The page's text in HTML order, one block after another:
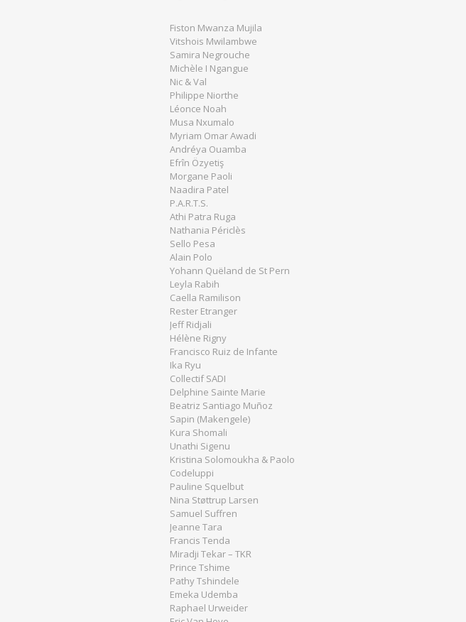
Fiston Mwanza Mujila
Vitshois Mwilambwe
Samira Negrouche
Michèle I Ngangue
Nic & Val
Philippe Niorthe
Léonce Noah
Musa Nxumalo
Myriam Omar Awadi
Andréya Ouamba
Efrîn Özyetiş
Morgane Paoli
Naadira Patel
P.A.R.T.S.
Athi Patra Ruga
Nathania Périclès
Sello Pesa
Alain Polo
Yohann Quëland de St Pern
Leyla Rabih
Caella Ramilison
Rester Etranger
Jeff Ridjali
Hélène Rigny
Francisco Ruiz de Infante
Ika Ryu
Collectif SADI
Delphine Sainte Marie
Beatriz Santiago Muñoz
Sapin (Makengele)
Kura Shomali
Unathi Sigenu
Kristina Solomoukha & Paolo
Codeluppi
Pauline Squelbut
Nina Støttrup Larsen
Samuel Suffren
Jeanne Tara
Francis Tenda
Miradji Tekar – TKR
Prince Tshime
Pathy Tshindele
Emeka Udemba
Raphael Urweider